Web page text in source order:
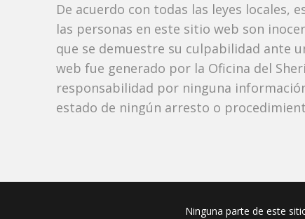
De acuerdo con todas las leyes locales,
las personas en este sitio web son
que se demuestre su culpabilidad ante
web fue generado por la Oficina del
responsabilidad por ninguna
estado de ningún arresto o
Ninguna parte de este